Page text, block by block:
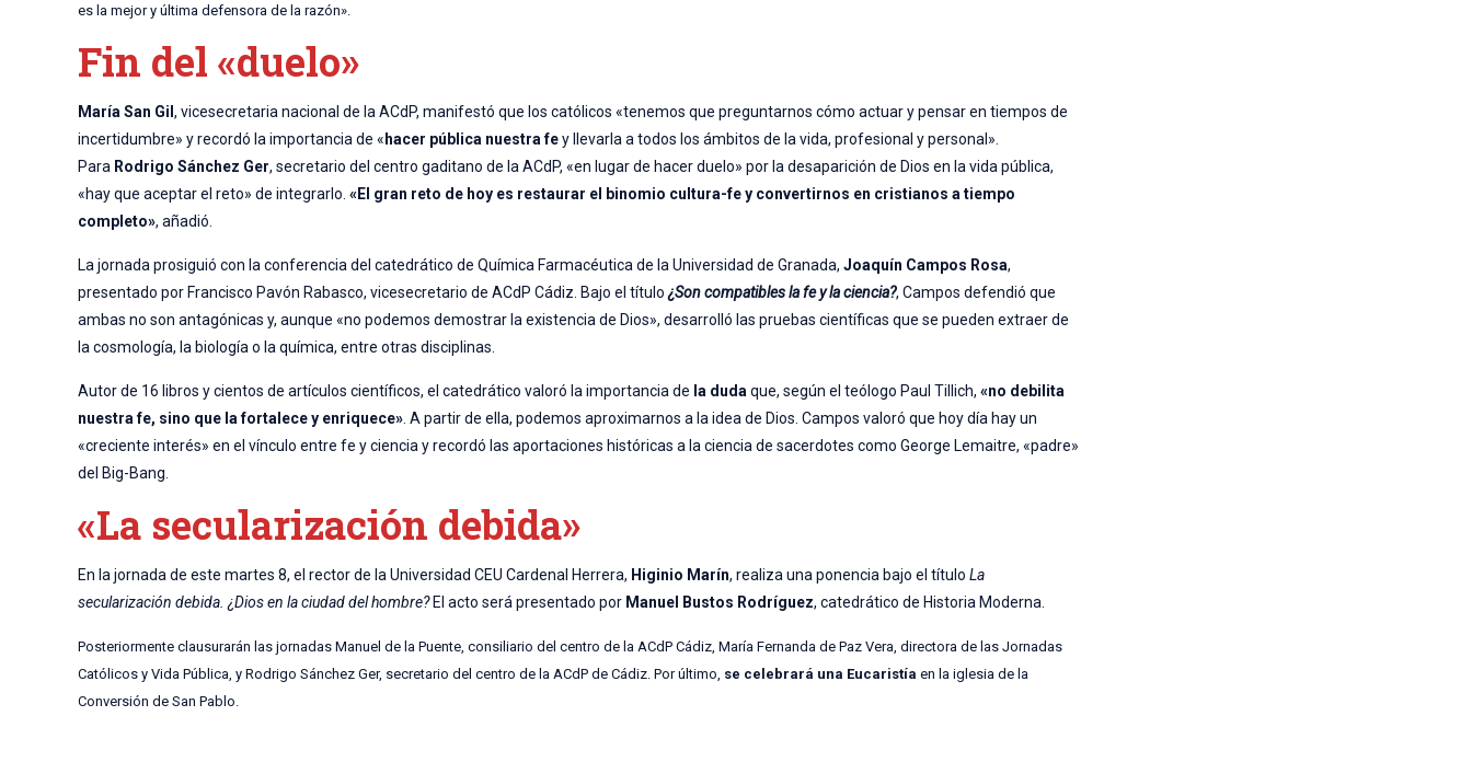
es la mejor y última defensora de la razón».
Fin del «duelo»
María San Gil, vicesecretaria nacional de la ACdP, manifestó que los católicos «tenemos que preguntarnos cómo actuar y pensar en tiempos de
incertidumbre» y recordó la importancia de « hacer pública nuestra fey llevarla a todos los ámbitos de la vida, profesional y personal».
Para Rodrigo Sánchez Ger, secretario del centro gaditano de la ACdP, «en lugar de hacer duelo» por la desaparición de Dios en la vida pública,
«hay que aceptar el reto» de integrarlo.«El gran reto de hoy es restaurar el binomio cultura-fe y convertirnos en cristianos a tiempo
completo», añadió.
La jornada prosiguió con la conferencia del catedrático de Química Farmacéutica de la Universidad de Granada,Joaquín Campos Rosa,
presentado por Francisco Pavón Rabasco, vicesecretario de ACdP Cádiz. Bajo el título¿Son compatibles la fe y la ciencia?, Campos defendió que
ambas no son antagónicas y, aunque «no podemos demostrar la existencia de Dios», desarrolló las pruebas científicas que se pueden extraer de
la cosmología, la biología o la química, entre otras disciplinas.
Autor de 16 libros y cientos de artículos científicos, el catedrático valoró la importancia de la duda que, según el teólogo Paul Tillich,«no debilita
nuestra fe, sino que la fortalece y enriquece» . A partir de ella, podemos aproximarnos a la idea de Dios. Campos valoró que hoy día hay un
«creciente interés» en el vínculo entre fe y ciencia y recordó las aportaciones históricas a la ciencia de sacerdotes como George Lemaitre, «padre»
del Big-Bang.
«La secularización debida»
En la jornada de este martes 8, el rector de la Universidad CEU Cardenal Herrera, Higinio Marín, realiza una ponencia bajo el títuloLa
secularización debida. ¿Dios en la ciudad del hombre?El acto será presentado por Manuel Bustos Rodríguez, catedrático de Historia Moderna.
Posteriormente clausurarán las jornadas Manuel de la Puente, consiliario del centro de la ACdP Cádiz, María Fernanda de Paz Vera, directora de las Jornadas
Católicos y Vida Pública, y Rodrigo Sánchez Ger, secretario del centro de la ACdP de Cádiz. Por último, se celebrará una Eucaristía en la iglesia de la
Conversión de San Pablo.